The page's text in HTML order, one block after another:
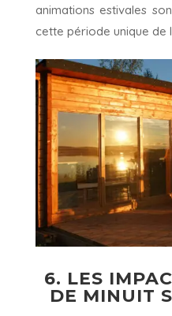
animations estivales
cette période unique de
6. LES
DE MINUIT